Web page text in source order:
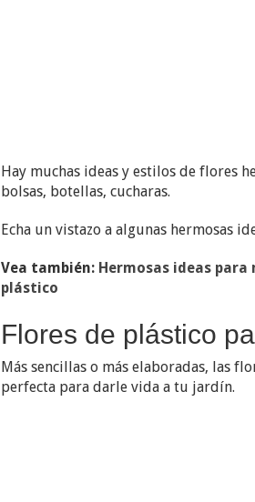
Hay muchas ideas y estilos de flores
bolsas, botellas, cucharas.
Echa un vistazo a algunas hermosas
Vea también: Hermosas ideas
plástico
Flores de plástico
Más sencillas o más elaboradas, las
perfecta para darle vida a tu jardín.